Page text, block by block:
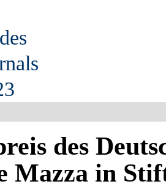
des
Mazza in